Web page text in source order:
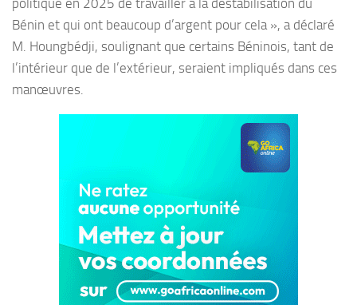
politique en 2025 de travailler à la déstabilisation du
Bénin et qui ont beaucoup d’argent pour cela », a déclaré
M. Houngbédji, soulignant que certains Béninois, tant de
l’intérieur que de l’extérieur, seraient impliqués dans ces
manœuvres.